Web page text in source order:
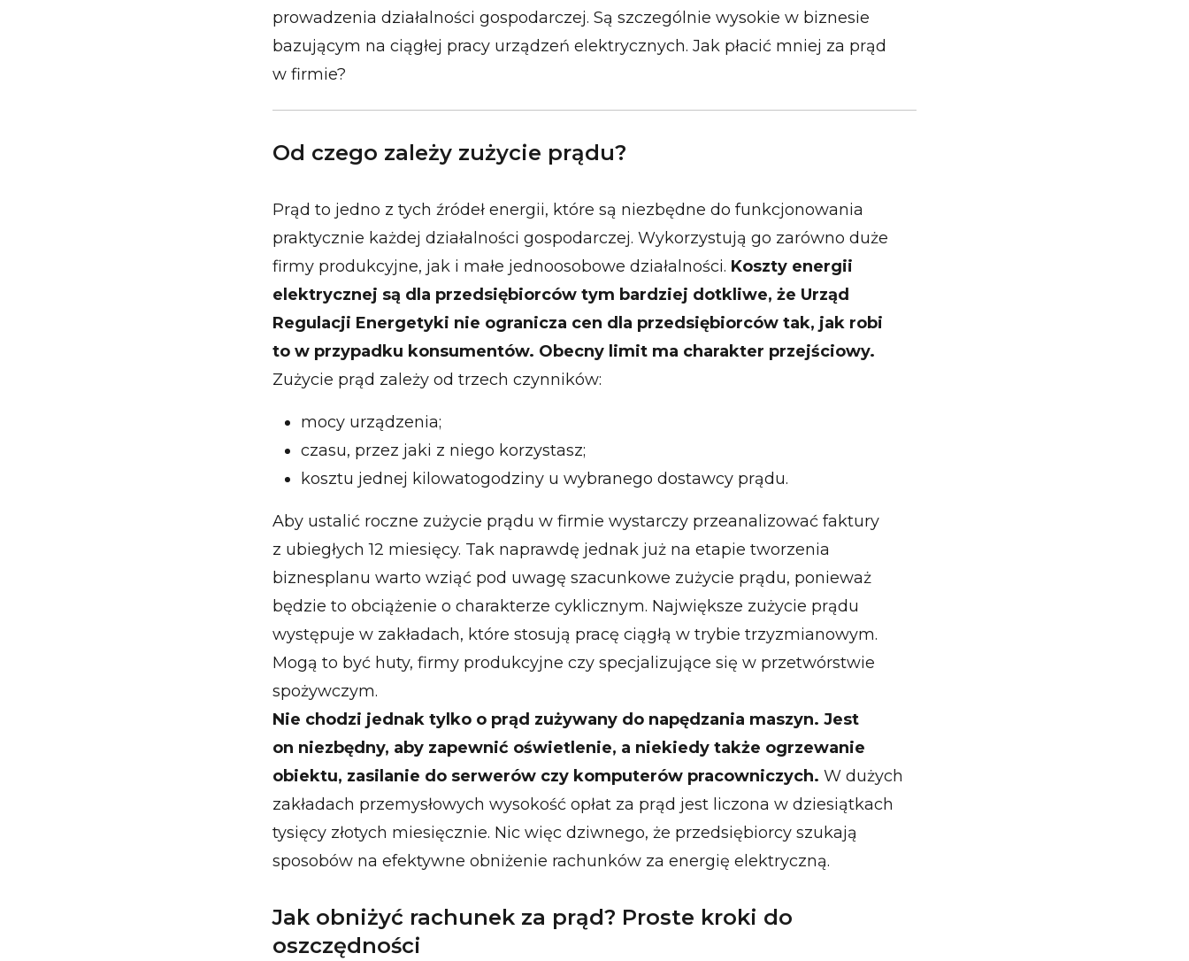
prowadzenia działalności gospodarczej. Są szczególnie wysokie w biznesie
bazującym na ciągłej pracy urządzeń elektrycznych. Jak płacić mniej za prąd
w firmie?
Od czego zależy zużycie prądu?
Prąd to jedno z tych źródeł energii, które są niezbędne do funkcjonowania
praktycznie każdej działalności gospodarczej. Wykorzystują go zarówno duże
firmy produkcyjne, jak i małe jednoosobowe działalności. Koszty energii
elektrycznej są dla przedsiębiorców tym bardziej dotkliwe, że Urząd
Regulacji Energetyki nie ogranicza cen dla przedsiębiorców tak, jak robi
to w przypadku konsumentów. Obecny limit ma charakter przejściowy.
Zużycie prąd zależy od trzech czynników:
mocy urządzenia;
czasu, przez jaki z niego korzystasz;
kosztu jednej kilowatogodziny u wybranego dostawcy prądu.
Aby ustalić roczne zużycie prądu w firmie wystarczy przeanalizować faktury
z ubiegłych 12 miesięcy. Tak naprawdę jednak już na etapie tworzenia
biznesplanu warto wziąć pod uwagę szacunkowe zużycie prądu, ponieważ
będzie to obciążenie o charakterze cyklicznym. Największe zużycie prądu
występuje w zakładach, które stosują pracę ciągłą w trybie trzyzmianowym.
Mogą to być huty, firmy produkcyjne czy specjalizujące się w przetwórstwie
spożywczym.
Nie chodzi jednak tylko o prąd zużywany do napędzania maszyn. Jest
on niezbędny, aby zapewnić oświetlenie, a niekiedy także ogrzewanie
obiektu, zasilanie do serwerów czy komputerów pracowniczych. W dużych
zakładach przemysłowych wysokość opłat za prąd jest liczona w dziesiątkach
tysięcy złotych miesięcznie. Nic więc dziwnego, że przedsiębiorcy szukają
sposobów na efektywne obniżenie rachunków za energię elektryczną.
Jak obniżyć rachunek za prąd? Proste kroki do
oszczędności